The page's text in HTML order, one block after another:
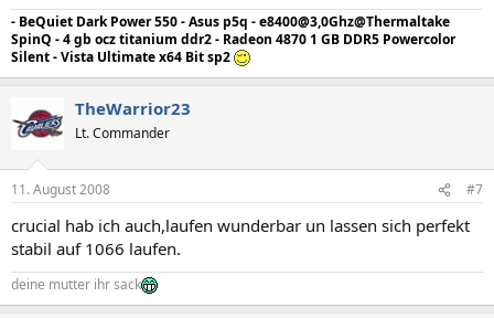
- BeQuiet Dark Power 550 - Asus p5q - e8400@3,0Ghz@Thermaltake
SpinQ - 4 gb ocz titanium ddr2 - Radeon 4870 1 GB DDR5 Powercolor
Silent - Vista Ultimate x64 Bit sp2
TheWarrior23
Lt. Commander
11. August 2008 #7
crucial hab ich auch,laufen wunderbar un lassen sich perfekt
stabil auf 1066 laufen.
deine mutter ihr sack